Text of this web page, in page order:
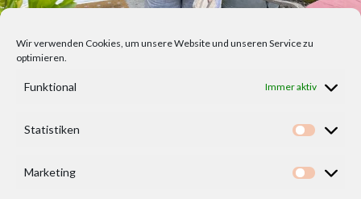
Wir verwenden Cookies, um unsere Website und unseren Service zu
optimieren.
Funktional Immer aktiv
Statistiken
Marketing